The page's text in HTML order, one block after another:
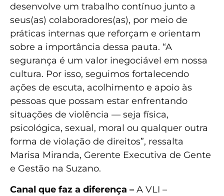
desenvolve um trabalho contínuo junto a
seus(as) colaboradores(as), por meio de
práticas internas que reforçam e orientam
sobre a importância dessa pauta. “A
segurança é um valor inegociável em nossa
cultura. Por isso, seguimos fortalecendo
ações de escuta, acolhimento e apoio às
pessoas que possam estar enfrentando
situações de violência — seja física,
psicológica, sexual, moral ou qualquer outra
forma de violação de direitos”, ressalta
Marisa Miranda, Gerente Executiva de Gente
e Gestão na Suzano.
Canal que faz a diferença – A VLI –